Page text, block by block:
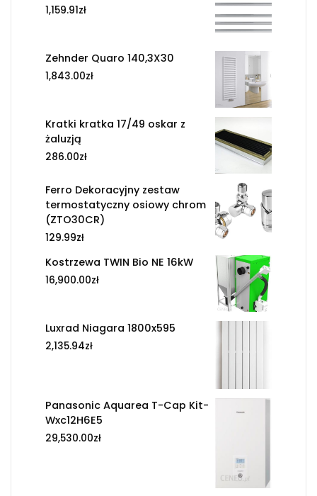
1,159.91zł
Zehnder Quaro 140,3X30
1,843.00zł
Kratki kratka 17/49 oskar z
żaluzją
286.00zł
Ferro Dekoracyjny zestaw
termostatyczny osiowy chrom
(ZTO30CR)
129.99zł
Kostrzewa TWIN Bio NE 16kW
16,900.00zł
Luxrad Niagara 1800x595
2,135.94zł
Panasonic Aquarea T-Cap Kit-
Wxc12H6E5
29,530.00zł